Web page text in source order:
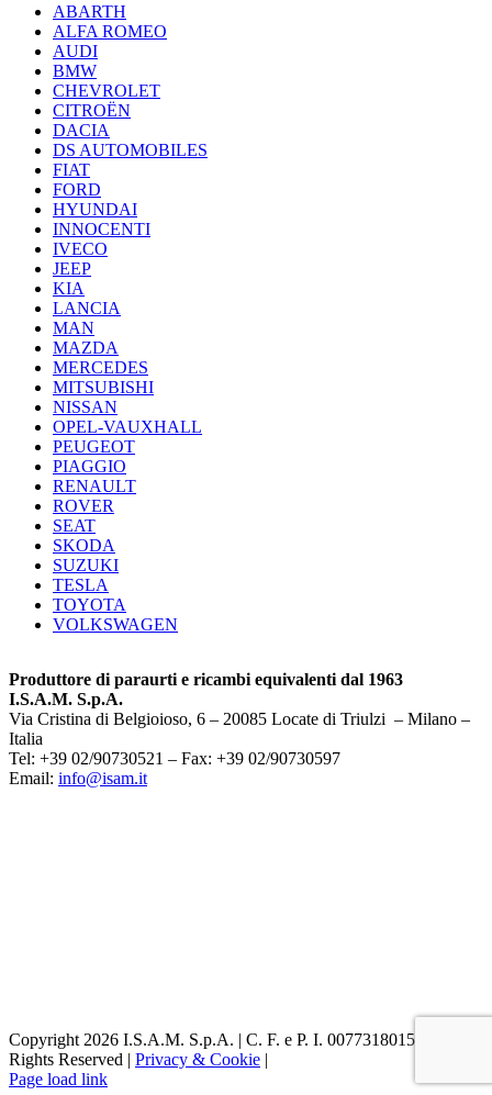
ABARTH
ALFA ROMEO
AUDI
BMW
CHEVROLET
CITROËN
DACIA
DS AUTOMOBILES
FIAT
FORD
HYUNDAI
INNOCENTI
IVECO
JEEP
KIA
LANCIA
MAN
MAZDA
MERCEDES
MITSUBISHI
NISSAN
OPEL-VAUXHALL
PEUGEOT
PIAGGIO
RENAULT
ROVER
SEAT
SKODA
SUZUKI
TESLA
TOYOTA
VOLKSWAGEN
Produttore di paraurti e ricambi equivalenti dal 1963
I.S.A.M. S.p.A.
Via Cristina di Belgioioso, 6 – 20085 Locate di Triulzi – Milano –
Italia
Tel: +39 02/90730521 – Fax: +39 02/90730597
Email: info@isam.it
Copyright 2026 I.S.A.M. S.p.A. | C. F. e P. I. 00773180153 | All
Rights Reserved | Privacy & Cookie |
Page load link